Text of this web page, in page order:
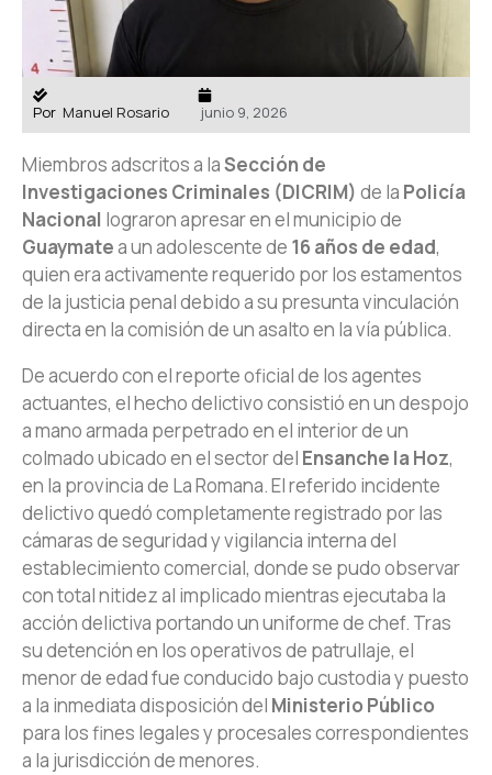
Por Manuel Rosario junio 9, 2026
Miembros adscritos a laSección de
Investigaciones Criminales (DICRIM) de la Policía
Nacional lograron apresar en el municipio de
Guaymatea un adolescente de 16 años de edad,
quien era activamente requerido por los estamentos
de la justicia penal debido a su presunta vinculación
directa en la comisión de un asalto en la vía pública.
De acuerdo con el reporte oficial de los agentes
actuantes, el hecho delictivo consistió en un despojo
a mano armada perpetrado en el interior de un
colmado ubicado en el sector del Ensanche la Hoz,
en la provincia de La Romana. El referido incidente
delictivo quedó completamente registrado por las
cámaras de seguridad y vigilancia interna del
establecimiento comercial, donde se pudo observar
con total nitidez al implicado mientras ejecutaba la
acción delictiva portando un uniforme de chef. Tras
su detención en los operativos de patrullaje, el
menor de edad fue conducido bajo custodia y puesto
a la inmediata disposición del Ministerio Público
para los fines legales y procesales correspondientes
a la jurisdicción de menores.